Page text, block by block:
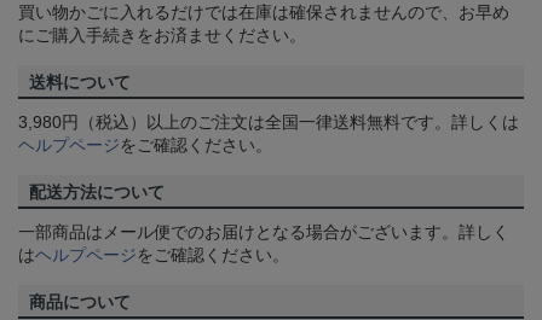
買い物かごに入れるだけでは在庫は確保されませんので、お早め
にご購入手続きをお済ませください。
送料について
3,980円（税込）以上のご注文は全国一律送料無料です。詳しくは
ヘルプページをご確認ください。
配送方法について
一部商品はメール便でのお届けとなる場合がございます。詳しく
はヘルプページをご確認ください。
商品について